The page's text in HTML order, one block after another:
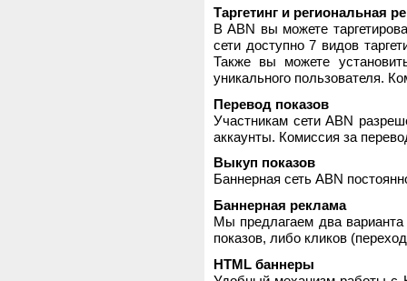
Таргетинг и региональная
В ABN вы можете
сети доступно 7 видов
Также вы можете
уникального пользователя.
Перевод показов
Участникам сети ABN
аккаунты. Комиссия за
Выкуп показов
Баннерная сеть ABN
Баннерная реклама
Мы предлагаем два
показов, либо кликов
HTML баннеры